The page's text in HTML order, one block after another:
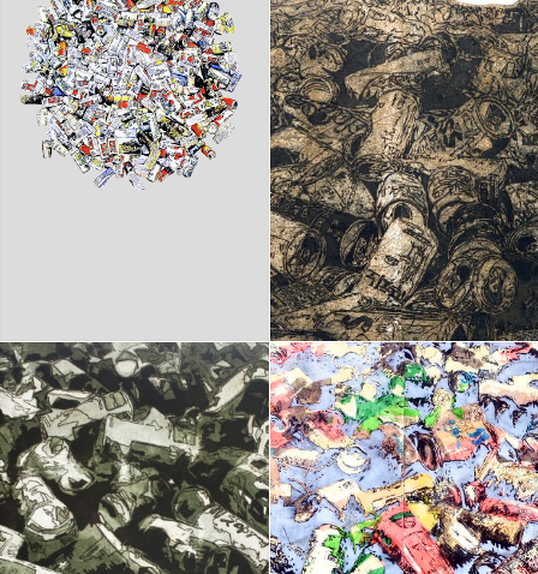
Artist Ock Jinhwa ｜옥진화 작가
Ock Jinhwa｜Ock Jin-hwa｜Artist｜Korea｜옥진화
｜Pop art｜Print｜Digital｜NFT
구독하기
카카오톡 라인 트위터
Pocket